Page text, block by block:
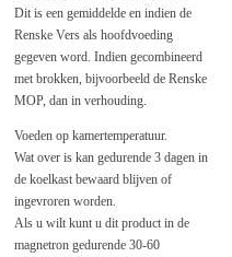
Dit is een gemiddelde en indien de
Renske Vers als hoofdvoeding
gegeven word. Indien gecombineerd
met brokken, bijvoorbeeld de Renske
MOP, dan in verhouding.
Voeden op kamertemperatuur.
Wat over is kan gedurende 3 dagen in
de koelkast bewaard blijven of
ingevroren worden.
Als u wilt kunt u dit product in de
magnetron gedurende 30-60